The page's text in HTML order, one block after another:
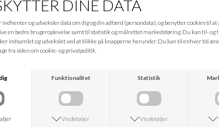
Tilføj til Ønskeskyen
Beskrivelse
Informationer
Kan jeg kontakte jer?
Leveringstid?
Spørg om varen Tip en ven